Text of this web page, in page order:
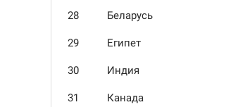
28 Беларусь
29 Египет
30 Индия
31 Канада